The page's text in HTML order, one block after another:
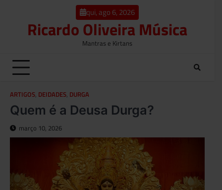
qui, ago 6, 2026
Ricardo Oliveira Música
Mantras e Kirtans
ARTIGOS, DEIDADES, DURGA
Quem é a Deusa Durga?
março 10, 2026